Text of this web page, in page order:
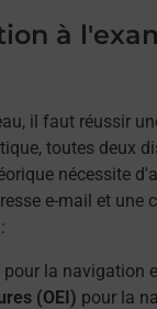
à
il faut réussir
toutes deux
nécessite
e-mail et
pour la navigation
(OEI) pour la